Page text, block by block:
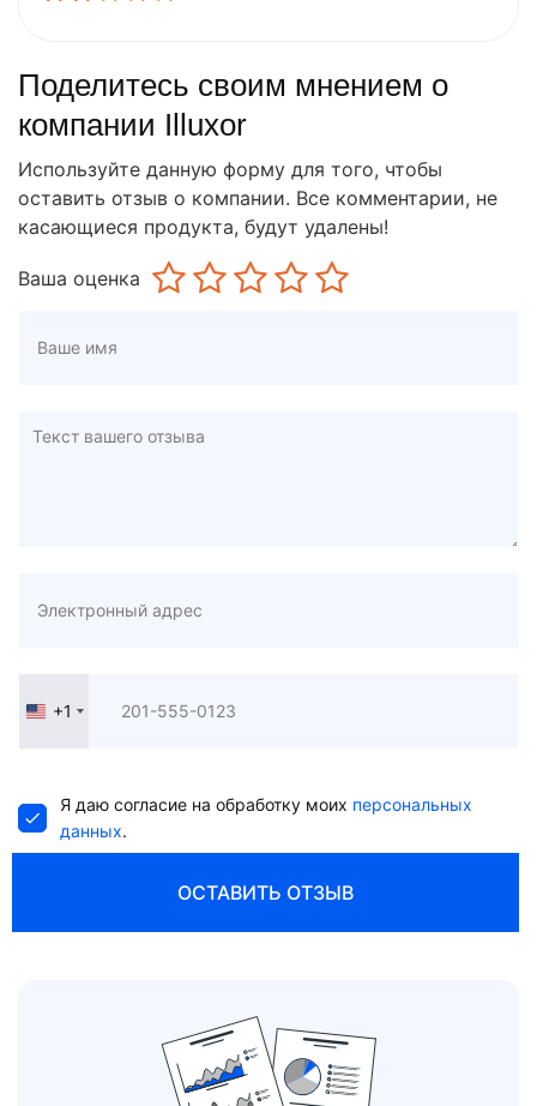
Поделитесь своим мнением о
компании Illuxor
Используйте данную форму для того, чтобы
оставить отзыв о компании. Все комментарии, не
касающиеся продукта, будут удалены!
Ваша оценка
United
+1
Я даю согласие на обработку моих персональных
данных.
ОСТАВИТЬ ОТЗЫВ